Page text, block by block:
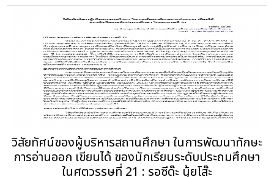
วิสัยทัศน์ของผู้บริหารสถานศึกษา ในการพัฒนาทักษะ
การอ่านออก เขียนได้ ของนักเรียนระดับประถมศึกษา
ในศตวรรษที่ 21 : รอซีด๊ะ นุ้ยโส๊ะ